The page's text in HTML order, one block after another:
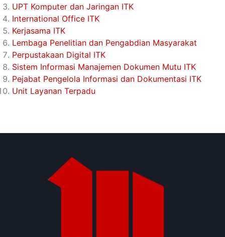
UPT Komputer dan Jaringan ITK
International Office ITK
Kerjasama ITK
Lembaga Penelitian dan Pengabdian Masyarakat
Perpustakaan Digital ITK
Sistem Informasi Manajemen Dokumen Mutu ITK
Pejabat Pengelola Informasi dan Dokumentasi ITK
Unit Layanan Terpadu